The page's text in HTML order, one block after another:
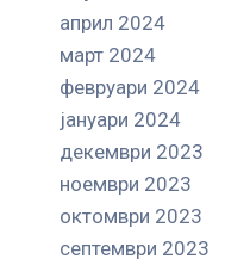
април 2024
март 2024
февруари 2024
јануари 2024
декември 2023
ноември 2023
октомври 2023
септември 2023